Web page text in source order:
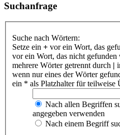
Suchanfrage
Suche nach Wörtern:
Setze ein + vor ein Wort, das
vor ein Wort, das nicht
mehrere Wörter getrennt durch |
wenn nur eines der Wörter
ein * als Platzhalter für teilweise
Nach allen Begriffen
angegeben verwenden
Nach einem Begriff